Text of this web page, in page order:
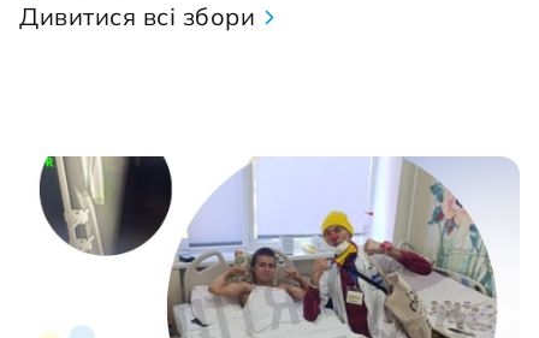
Дивитися всі збори